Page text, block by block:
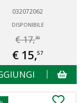
032072062
DISPONIBILE
€ 17,30
€ 15,57